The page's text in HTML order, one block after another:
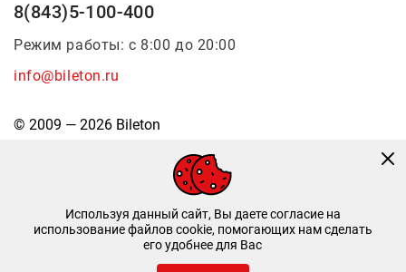
8(843)5-100-400
Режим работы: с 8:00 до 20:00
info@bileton.ru
© 2009 — 2026 Bileton
Инфоматика
Используя данный сайт, Вы даете согласие на
использование файлов cookie, помогающих нам сделать
его удобнее для Вас